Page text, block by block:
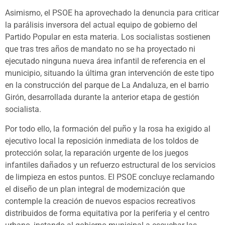
Asimismo, el PSOE ha aprovechado la denuncia para criticar
la parálisis inversora del actual equipo de gobierno del
Partido Popular en esta materia. Los socialistas sostienen
que tras tres años de mandato no se ha proyectado ni
ejecutado ninguna nueva área infantil de referencia en el
municipio, situando la última gran intervención de este tipo
en la construcción del parque de La Andaluza, en el barrio
Girón, desarrollada durante la anterior etapa de gestión
socialista.
Por todo ello, la formación del puño y la rosa ha exigido al
ejecutivo local la reposición inmediata de los toldos de
protección solar, la reparación urgente de los juegos
infantiles dañados y un refuerzo estructural de los servicios
de limpieza en estos puntos. El PSOE concluye reclamando
el diseño de un plan integral de modernización que
contemple la creación de nuevos espacios recreativos
distribuidos de forma equitativa por la periferia y el centro